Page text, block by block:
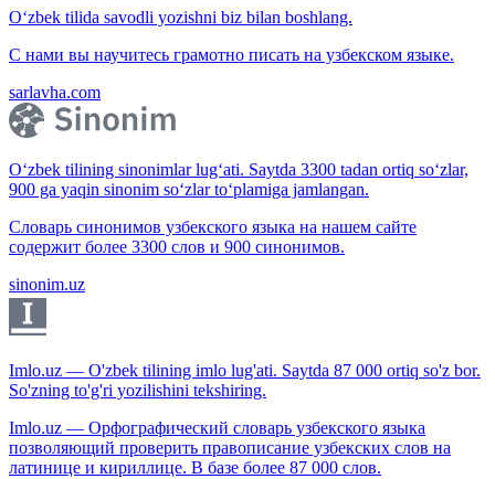
O‘zbek tilida savodli yozishni biz bilan boshlang.
С нами вы научитесь грамотно писать на узбекском языке.
sarlavha.com
O‘zbek tilining sinonimlar lug‘ati. Saytda 3300 tadan ortiq so‘zlar,
900 ga yaqin sinonim so‘zlar to‘plamiga jamlangan.
Словарь синонимов узбекского языка на нашем сайте
содержит более 3300 слов и 900 синонимов.
sinonim.uz
Imlo.uz — O'zbek tilining imlo lug'ati. Saytda 87 000 ortiq so'z bor.
So'zning to'g'ri yozilishini tekshiring.
Imlo.uz — Орфографический словарь узбекского языка
позволяющий проверить правописание узбекских слов на
латинице и кириллице. В базе более 87 000 слов.